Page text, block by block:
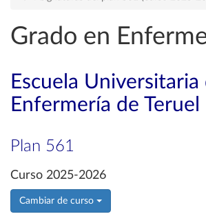
Grado en
Escuela Universitaria
Enfermería de Teruel
Plan 561
Curso 2025-2026
Cambiar de curso